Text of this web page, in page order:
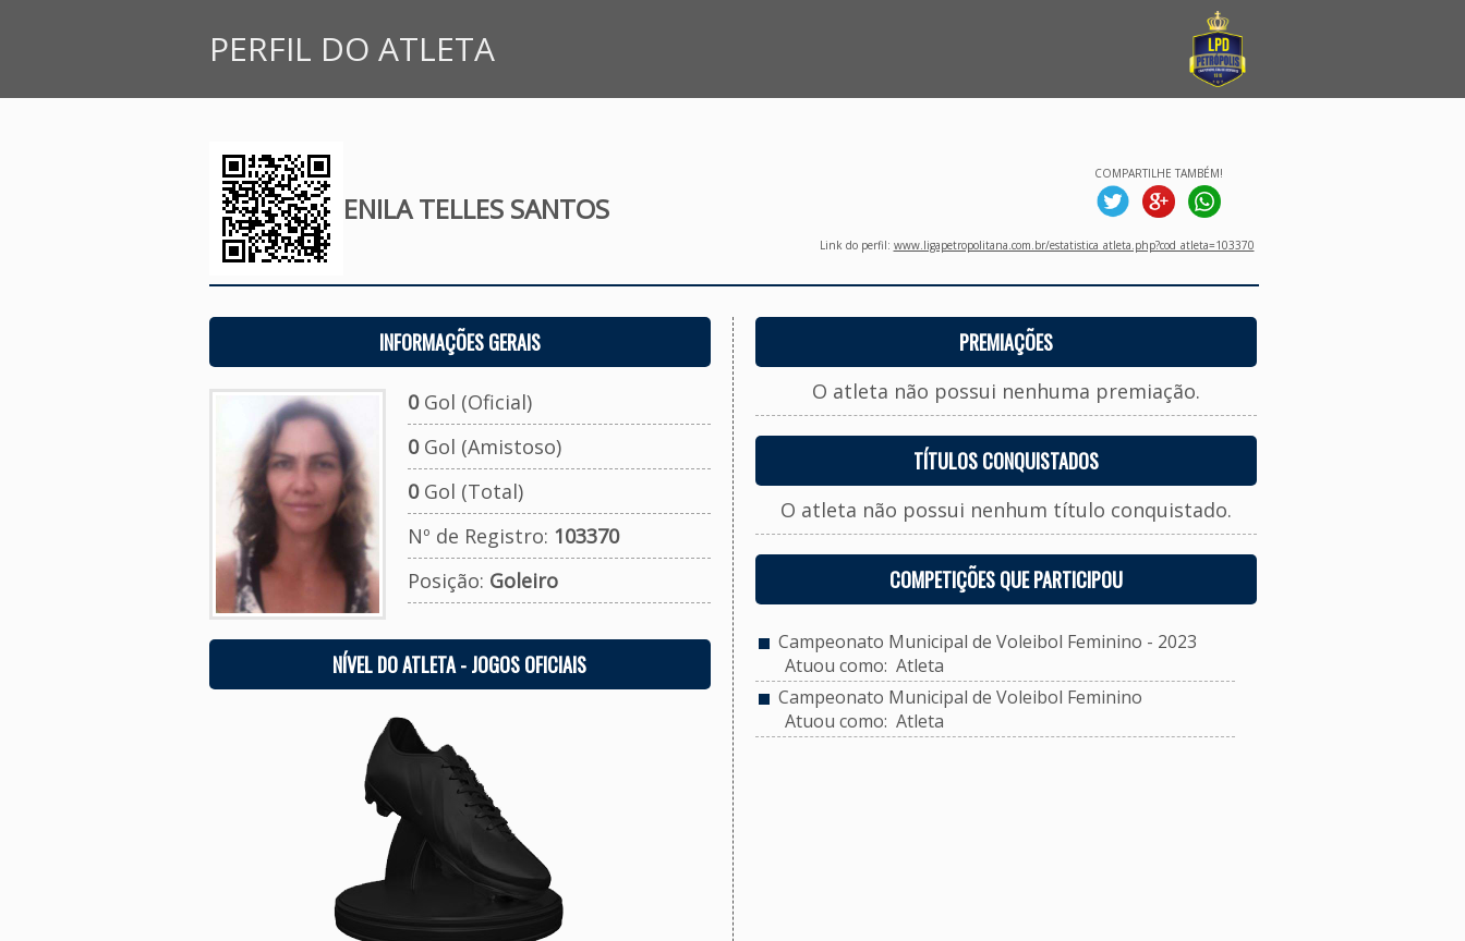
PERFIL DO ATLETA
ENILA TELLES SANTOS
COMPARTILHE TAMBÉM!
Link do perfil: www.ligapetropolitana.com.br/estatistica_atleta.php?cod_atleta=103370
INFORMAÇÕES GERAIS
0Gol (Oficial)
0Gol (Amistoso)
0Gol (Total)
Nº de Registro: 103370
Posição: Goleiro
NÍVEL DO ATLETA - JOGOS OFICIAIS
PREMIAÇÕES
O atleta não possui nenhuma premiação.
TÍTULOS CONQUISTADOS
O atleta não possui nenhum título conquistado.
COMPETIÇÕES QUE PARTICIPOU
Campeonato Municipal de Voleibol Feminino - 2023
Atuou como: Atleta
Campeonato Municipal de Voleibol Feminino
Atuou como: Atleta